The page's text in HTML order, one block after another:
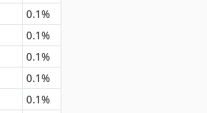
0.1%
0.1%
0.1%
0.1%
0.1%